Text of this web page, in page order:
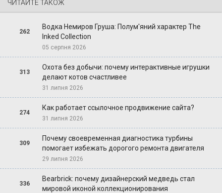
ЧИТАЙТЕ ТАКОЖ
262
Водка Немиров Груша: Полум'яний характер The
Inked Collection
05 серпня 2026
313
Охота без добычи: почему интерактивные игрушки
делают котов счастливее
31 липня 2026
274
Как работает ссылочное продвижение сайта?
31 липня 2026
309
Почему своевременная диагностика турбины
помогает избежать дорогого ремонта двигателя
29 липня 2026
336
Bearbrick: почему дизайнерский медведь стал
мировой иконой коллекционирования